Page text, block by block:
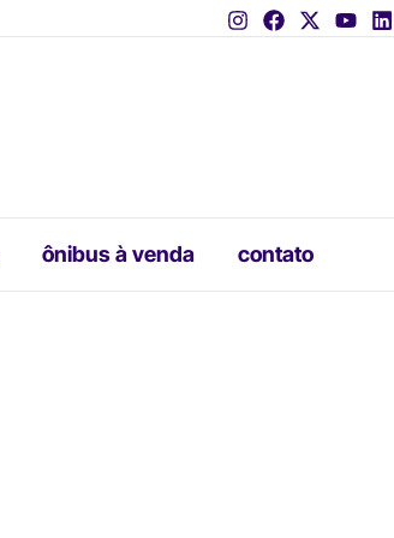
ônibus à venda contato